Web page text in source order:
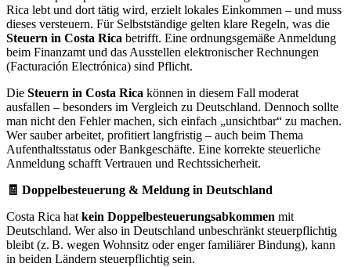
Rica lebt und dort tätig wird, erzielt lokales Einkommen – und muss
dieses versteuern. Für Selbstständige gelten klare Regeln, was die
Steuern in Costa Rica betrifft. Eine ordnungsgemäße Anmeldung
beim Finanzamt und das Ausstellen elektronischer Rechnungen
(Facturación Electrónica) sind Pflicht.
Die Steuern in Costa Rica können in diesem Fall moderat
ausfallen – besonders im Vergleich zu Deutschland. Dennoch sollte
man nicht den Fehler machen, sich einfach „unsichtbar“ zu machen.
Wer sauber arbeitet, profitiert langfristig – auch beim Thema
Aufenthaltsstatus oder Bankgeschäfte. Eine korrekte steuerliche
Anmeldung schafft Vertrauen und Rechtssicherheit.
🧾 Doppelbesteuerung & Meldung in Deutschland
Costa Rica hat kein Doppelbesteuerungsabkommen mit
Deutschland. Wer also in Deutschland unbeschränkt steuerpflichtig
bleibt (z. B. wegen Wohnsitz oder enger familiärer Bindung), kann
in beiden Ländern steuerpflichtig sein.